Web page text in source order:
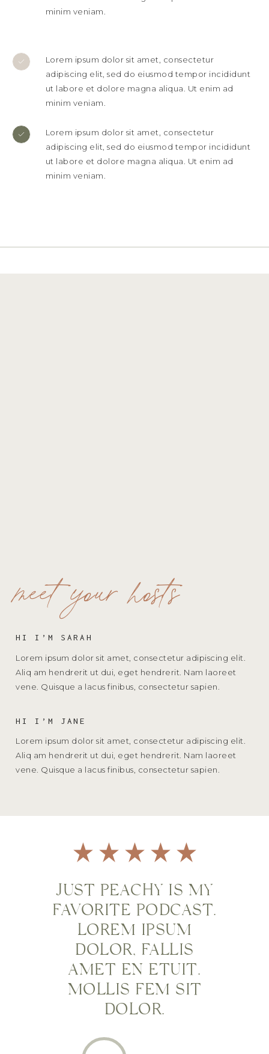
minim veniam.
Lorem ipsum dolor sit amet, consectetur
adipiscing elit, sed do eiusmod tempor incididunt
ut labore et dolore magna aliqua. Ut enim ad
minim veniam.
Lorem ipsum dolor sit amet, consectetur
adipiscing elit, sed do eiusmod tempor incididunt
ut labore et dolore magna aliqua. Ut enim ad
minim veniam.
meet your hosts
HI I’M SARAH
Lorem ipsum dolor sit amet, consectetur adipiscing elit.
Aliq am hendrerit ut dui, eget hendrerit. Nam laoreet
vene. Quisque a lacus finibus, consectetur sapien.
HI I’M JANE
Lorem ipsum dolor sit amet, consectetur adipiscing elit.
Aliq am hendrerit ut dui, eget hendrerit. Nam laoreet
vene. Quisque a lacus finibus, consectetur sapien.
JUST PEACHY IS MY
FAVORITE PODCAST.
LOREM IPSUM
DOLOR, FALLIS
AMET EN ETUIT.
MOLLIS FEM SIT
DOLOR.